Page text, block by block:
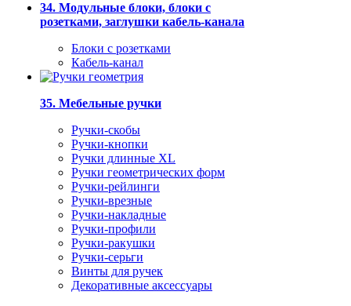
34. Модульные блоки, блоки с
розетками, заглушки кабель-канала
Блоки с розетками
Кабель-канал
35. Мебельные ручки
Ручки-скобы
Ручки-кнопки
Ручки длинные XL
Ручки геометрических форм
Ручки-рейлинги
Ручки-врезные
Ручки-накладные
Ручки-профили
Ручки-ракушки
Ручки-серьги
Винты для ручек
Декоративные аксессуары